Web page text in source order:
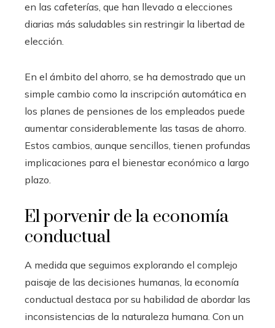
en las cafeterías, que han llevado a elecciones
diarias más saludables sin restringir la libertad de
elección.
En el ámbito del ahorro, se ha demostrado que un
simple cambio como la inscripción automática en
los planes de pensiones de los empleados puede
aumentar considerablemente las tasas de ahorro.
Estos cambios, aunque sencillos, tienen profundas
implicaciones para el bienestar económico a largo
plazo.
El porvenir de la economía
conductual
A medida que seguimos explorando el complejo
paisaje de las decisiones humanas, la economía
conductual destaca por su habilidad de abordar las
inconsistencias de la naturaleza humana. Con un